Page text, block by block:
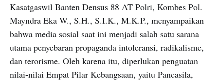
Kasatgaswil Banten Densus 88 AT Polri, Kombes Pol.
Mayndra Eka W., S.H., S.I.K., M.K.P., menyampaikan
bahwa media sosial saat ini menjadi salah satu sarana
utama penyebaran propaganda intoleransi, radikalisme,
dan terorisme. Oleh karena itu, diperlukan penguatan
nilai-nilai Empat Pilar Kebangsaan, yaitu Pancasila,